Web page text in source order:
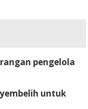
pengelola
untuk